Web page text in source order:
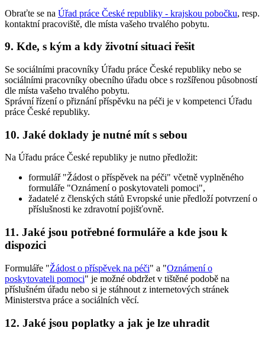
Obraťte se na Úřad práce České republiky - krajskou pobočku, resp.
kontaktní pracoviště, dle místa vašeho trvalého pobytu.
9. Kde, s kým a kdy životní situaci řešit
Se sociálními pracovníky Úřadu práce České republiky nebo se
sociálními pracovníky obecního úřadu obce s rozšířenou působností
dle místa vašeho trvalého pobytu.
Správní řízení o přiznání příspěvku na péči je v kompetenci Úřadu
práce České republiky.
10. Jaké doklady je nutné mít s sebou
Na Úřadu práce České republiky je nutno předložit:
formulář "Žádost o příspěvek na péči" včetně vyplněného
formuláře "Oznámení o poskytovateli pomoci",
žadatelé z členských států Evropské unie předloží potvrzení o
příslušnosti ke zdravotní pojišťovně.
11. Jaké jsou potřebné formuláře a kde jsou k
dispozici
Formuláře "Žádost o příspěvek na péči" a "Oznámení o
poskytovateli pomoci" je možné obdržet v tištěné podobě na
příslušném úřadu nebo si je stáhnout z internetových stránek
Ministerstva práce a sociálních věcí.
12. Jaké jsou poplatky a jak je lze uhradit